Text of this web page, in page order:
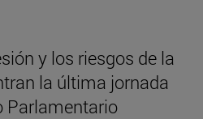
y los riesgos de la
la última jornada
Parlamentario